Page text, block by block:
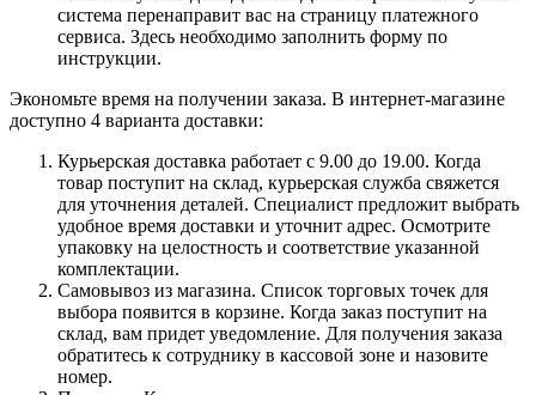
система перенаправит вас на страницу платежного
сервиса. Здесь необходимо заполнить форму по
инструкции.
Экономьте время на получении заказа. В интернет-магазине
доступно 4 варианта доставки:
Курьерская доставка работает с 9.00 до 19.00. Когда
товар поступит на склад, курьерская служба свяжется
для уточнения деталей. Специалист предложит выбрать
удобное время доставки и уточнит адрес. Осмотрите
упаковку на целостность и соответствие указанной
комплектации.
Самовывоз из магазина. Список торговых точек для
выбора появится в корзине. Когда заказ поступит на
склад, вам придет уведомление. Для получения заказа
обратитесь к сотруднику в кассовой зоне и назовите
номер.